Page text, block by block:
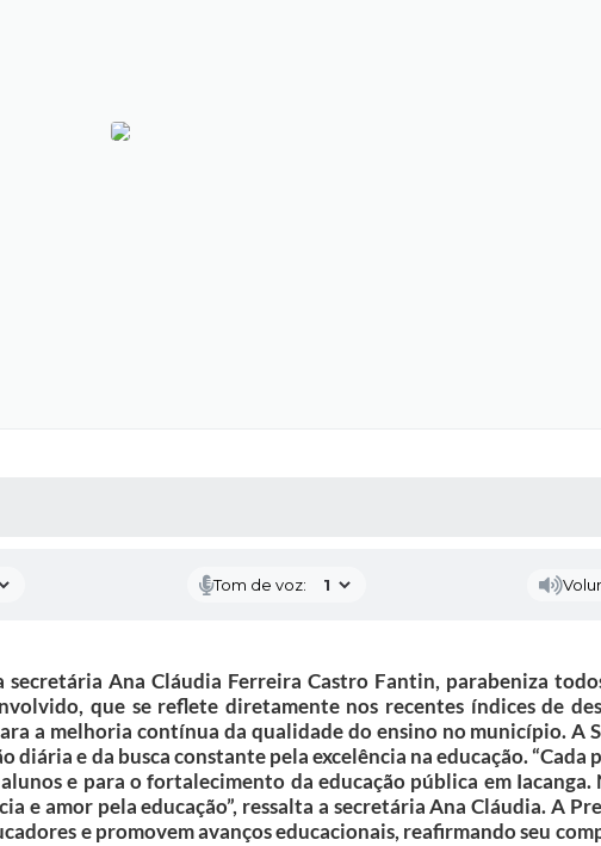
Tom de voz:
Ana Cláudia Ferreira Castro Fantin, parabeniza
que se reflete diretamente nos recentes índices de
a melhoria contínua da qualidade do ensino no município. A
e da busca constante pela excelência na educação. “Cada
e para o fortalecimento da educação pública em Iacanga.
e amor pela educação”, ressalta a secretária Ana Cláudia. A
e promovem avanços educacionais, reafirmando seu